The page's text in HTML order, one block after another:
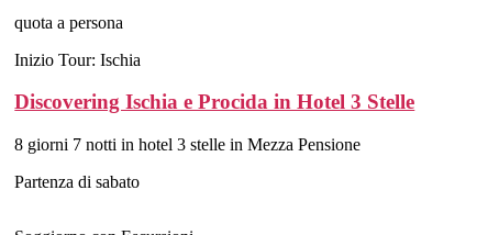
quota a persona
Inizio Tour: Ischia
Discovering Ischia e Procida in Hotel 3 Stelle
8 giorni 7 notti in hotel 3 stelle in Mezza Pensione
Partenza di sabato